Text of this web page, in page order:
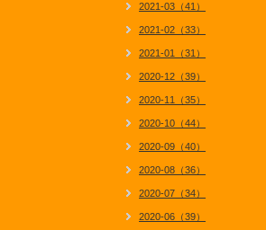
2021-03（41）
2021-02（33）
2021-01（31）
2020-12（39）
2020-11（35）
2020-10（44）
2020-09（40）
2020-08（36）
2020-07（34）
2020-06（39）